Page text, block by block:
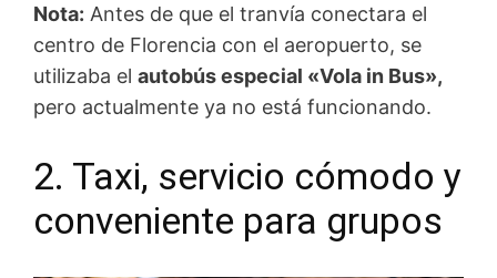
Nota: Antes de que el tranvía conectara el
centro de Florencia con el aeropuerto, se
utilizaba el autobús especial «Vola in Bus»,
pero actualmente ya no está funcionando.
2. Taxi, servicio cómodo y
conveniente para grupos